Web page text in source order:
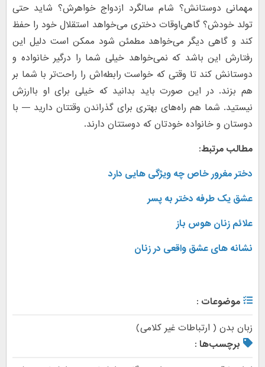
مهمانی دوستانش؟ شام سالگرد ازدواج خواهرش؟ شاید حتی
تولد خودش؟ گاهی‌اوقات دختری می‌خواهد استقلال خود را حفظ
کند و گاهی دیگر می‌خواهد مطمئن شود ممکن است دلیل این
رفتارش این باشد که نمی‌خواهد خیلی شما را درگیر خانواده و
دوستانش کند تا وقتی که خواست رابطه‌اش را راحت‌تر با شما بر
هم بزند. در این صورت باید بدانید که خیلی برای او باارزش
نیستید. شما هم راه‌های بهتری برای گذراندن وقتتان دارید — با
دوستان و خانواده خودتان که دوستتان دارند.
مطالب مرتبط:
دختر مغرور خاص چه ویژگی هایی دارد
عشق یک طرفه دختر به پسر
علائم زنان هوس باز
نشانه های عشق واقعی در زنان
موضوعات :
زبان بدن ( ارتباطات غیر کلامی)
برچسب‌ها :